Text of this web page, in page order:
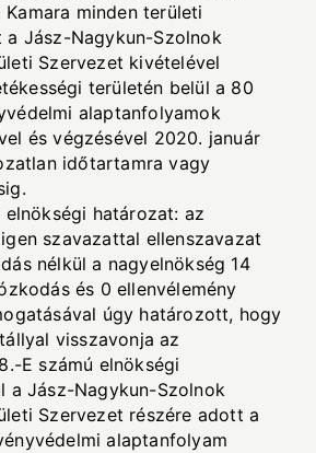
minden területi
a Jász-Nagykun-Szolnok
Szervezet kivételével
területén belül a 80
alaptanfolyamok
és végzésével 2020. január
időtartamra vagy
elnökségi határozat: az
szavazattal ellenszavazat
nélkül a nagyelnökség 14
és 0 ellenvélemény
úgy határozott, hogy
visszavonja az
E számú elnökségi
a Jász-Nagykun-Szolnok
Szervezet részére adott a
alaptanfolyam